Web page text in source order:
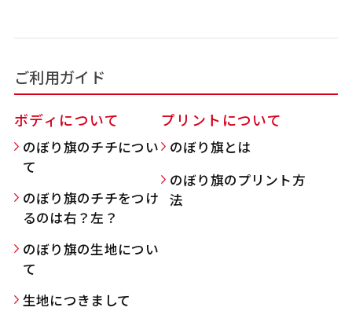
ご利用ガイド
ボディについて
のぼり旗のチチについ
て
のぼり旗のチチをつけ
るのは右？左？
のぼり旗の生地につい
て
生地につきまして
プリントについて
のぼり旗とは
のぼり旗のプリント方
法
作成しパイプを入れてその間に紐を通します。壁
際の装飾などにとてもお役立ち！
布A1ポスター(60x84)
のぼりだけでなく、ポスターも作れます。
作成しパイプを入れてその間に紐を通します。壁
際の装飾などにとてもお役立ち！
布A1ポスター(84x60)
のぼりだけでなく、ポスターも作れます。